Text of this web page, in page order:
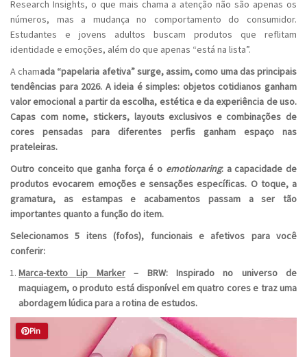
Research Insights, o que mais chama a atenção não são apenas os
números, mas a mudança no comportamento do consumidor.
Estudantes e jovens adultos buscam produtos que reflitam
identidade e emoções, além do que apenas “está na lista”.
A chamada “papelaria afetiva” surge, assim, como uma das principais
tendências para 2026. A ideia é simples: objetos cotidianos ganham
valor emocional a partir da escolha, estética e da experiência de uso.
Capas com nome, stickers, layouts exclusivos e combinações de
cores pensadas para diferentes perfis ganham espaço nas
prateleiras.
Outro conceito que ganha força é o emotionaring: a capacidade de
produtos evocarem emoções e sensações específicas. O toque, a
gramatura, as estampas e acabamentos passam a ser tão
importantes quanto a função do item.
Selecionamos 5 itens (fofos), funcionais e afetivos para você
conferir:
Marca-texto
Lip Marker– BRW: Inspirado no universo de
maquiagem, o produto está disponível em quatro cores e traz uma
abordagem lúdica para a rotina de estudos.
Pin